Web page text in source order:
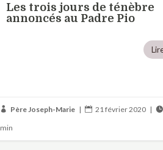
Les trois jours de ténèbre
annoncés au Padre Pio
 Père Joseph-Marie |  21 février 2020 | 
min